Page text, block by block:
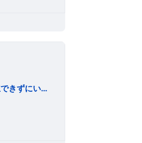
日本は現在、解決しなければならない多くの難題をかかえ、その道筋を確立できずにいます。 産業の空洞化、人口の減少、高齢化の進展等により、国内経済の一定の縮小は避けられないと思われ、国内の物流量は、すでに平成3年をピークに毎年年率1%～1.5%程度の減少傾向を示しています。 こうした状況下での生き残り政策は、過去の成功体験に拘らず過去を忘れ、新たに生産性向上に取り組む必要があると考えます。 生産性向上は、少子高齢化に伴う労働力不足に対応でき、一方でコスト削減効果も生まれ競争力向上に繋がります。 他方、海外は中国を中心とした新興国の経済成長は著しく、こうした拡大市場の需要をいかに取り入れるかは企業の成長戦略のためには考える必要があり、2011年4月に 外航事業部を新設致しました。 今後は国内事業で生き残り政策を着実に実行する一方で、外航事業をミックスしてバランスのとれた経営を行います。